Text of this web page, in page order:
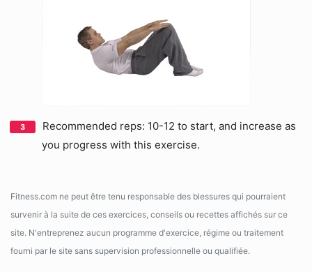
Recommended reps: 10-12 to start, and increase as
you progress with this exercise.
Fitness.com ne peut être tenu responsable des blessures qui pourraient
survenir à la suite de ces exercices, conseils ou recettes affichés sur ce
site. N'entreprenez aucun programme d'exercice, régime ou traitement
fourni par le site sans supervision professionnelle ou qualifiée.